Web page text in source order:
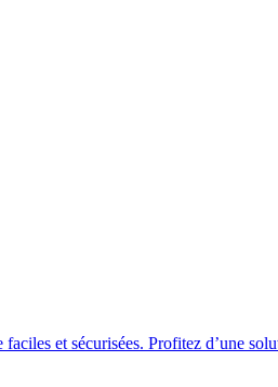
et sécurisées. Profitez d’une